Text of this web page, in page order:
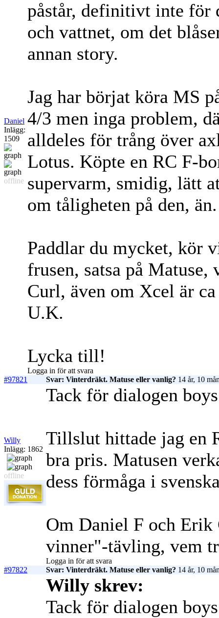
Daniel
Inlägg:
1509
offline
påstår, definitivt inte för
och vattnet, om det
annan story.
Jag har börjat köra MS
4/3 men inga problem,
alldeles för trång över
Lotus. Köpte en RC F-
supervarm, smidig, lätt
om tåligheten på den, än.
Paddlar du mycket, kör
frusen, satsa på
Curl, även om Xcel är
U.K.
Lycka till!
Logga in för att svara
#97821
Svar: Vinterdräkt. Matuse eller vanlig? 14 år, 10
Willy
Inlägg: 1862
offline
Tack för dialogen
Tillslut hittade jag en
bra pris. Matusen
dess förmåga i
Om Daniel F och
vinner"-tävling, vem
Logga in för att svara
#97822
Svar: Vinterdräkt. Matuse eller vanlig? 14 år, 10
Willy skrev:
Tack för dialogen